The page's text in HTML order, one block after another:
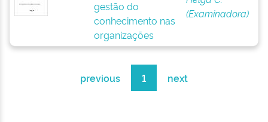
gestão do
conhecimento nas
organizações
(Examinadora)
previous 1 next